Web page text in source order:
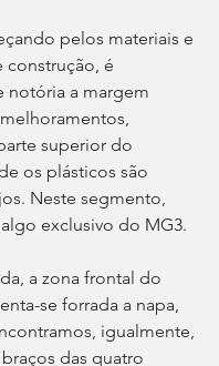
pelos materiais e
construção, é
notória a margem
superior do
os plásticos são
Neste segmento,
exclusivo do MG3.
a zona frontal do
se forrada a napa,
igualmente,
das quatro